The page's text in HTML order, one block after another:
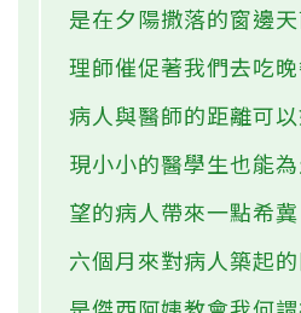
是在夕陽撒落的窗邊
理師催促著我們去吃
病人與醫師的距離可
現小小的醫學生也能
望的病人帶來一點希
六個月來對病人築起